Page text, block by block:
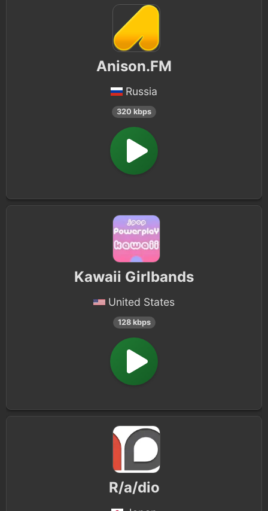
Anison.FM
Russia
320 kbps
Kawaii Girlbands
United States
128 kbps
R/a/dio